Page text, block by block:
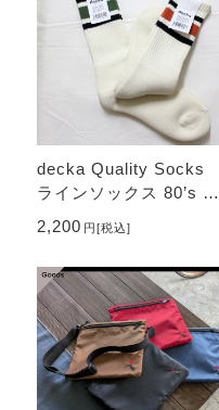
decka Quality Socks
ラインソックス 80’s Sk
ater socks / Japan Limi
ted Edition
2,200 円[税込]